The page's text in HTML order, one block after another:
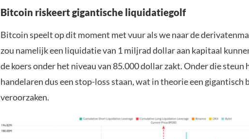
Bitcoin riskeert gigantische liquidatiegolf
Bitcoin speelt op dit moment met vuur als we naar de
zou namelijk een liquidatie van 1 miljrad dollar aan kapitaal
de koers onder het niveau van 85.000 dollar zakt. Onder die steun
handelaren dus een stop-loss staan, wat in theorie een gigantisch
veroorzaken.